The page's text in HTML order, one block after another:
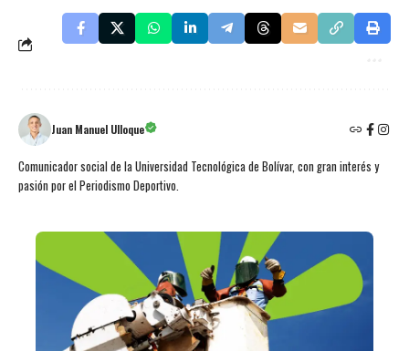
Juan Manuel Ulloque
Comunicador social de la Universidad Tecnológica de Bolívar, con gran interés y
pasión por el Periodismo Deportivo.